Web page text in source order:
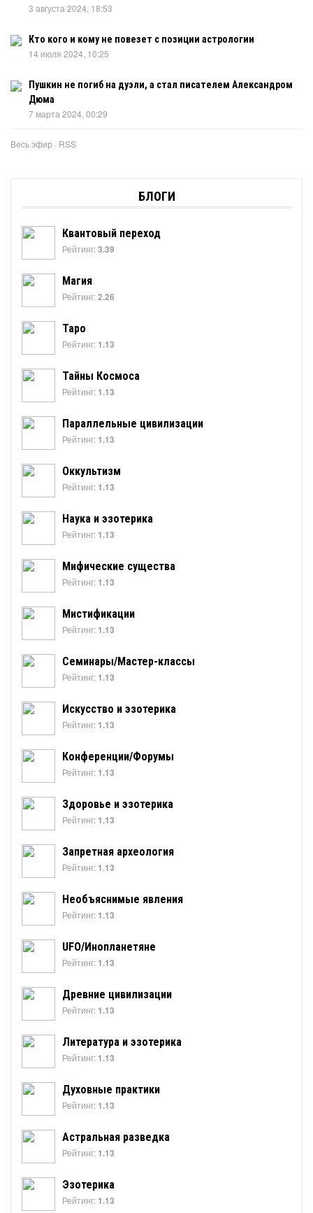
3 августа 2024, 18:53
Кто кого и кому не повезет с позиции астрологии
14 июля 2024, 10:25
Пушкин не погиб на дуэли, а стал писателем Александром
Дюма
7 марта 2024, 00:29
Весь эфир · RSS
БЛОГИ
Квантовый переход
Рейтинг:3.39
Магия
Рейтинг:2.26
Таро
Рейтинг: 1.13
Тайны Космоса
Рейтинг: 1.13
Параллельные цивилизации
Рейтинг: 1.13
Оккультизм
Рейтинг: 1.13
Наука и эзотерика
Рейтинг: 1.13
Мифические существа
Рейтинг: 1.13
Мистификации
Рейтинг: 1.13
Семинары/Мастер-классы
Рейтинг: 1.13
Искусство и эзотерика
Рейтинг: 1.13
Конференции/Форумы
Рейтинг: 1.13
Здоровье и эзотерика
Рейтинг: 1.13
Запретная археология
Рейтинг: 1.13
Необъяснимые явления
Рейтинг: 1.13
UFO/Инопланетяне
Рейтинг: 1.13
Древние цивилизации
Рейтинг: 1.13
Литература и эзотерика
Рейтинг: 1.13
Духовные практики
Рейтинг: 1.13
Астральная разведка
Рейтинг: 1.13
Эзотерика
Рейтинг: 1.13